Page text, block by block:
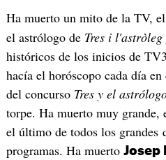
Ha muerto un mito de la TV,
el astrólogo de Tres i
históricos de los inicios de
hacía el horóscopo cada día
del concurso Tres y el
torpe. Ha muerto muy grande,
el último de todos los grandes
programas. Ha muerto Josep